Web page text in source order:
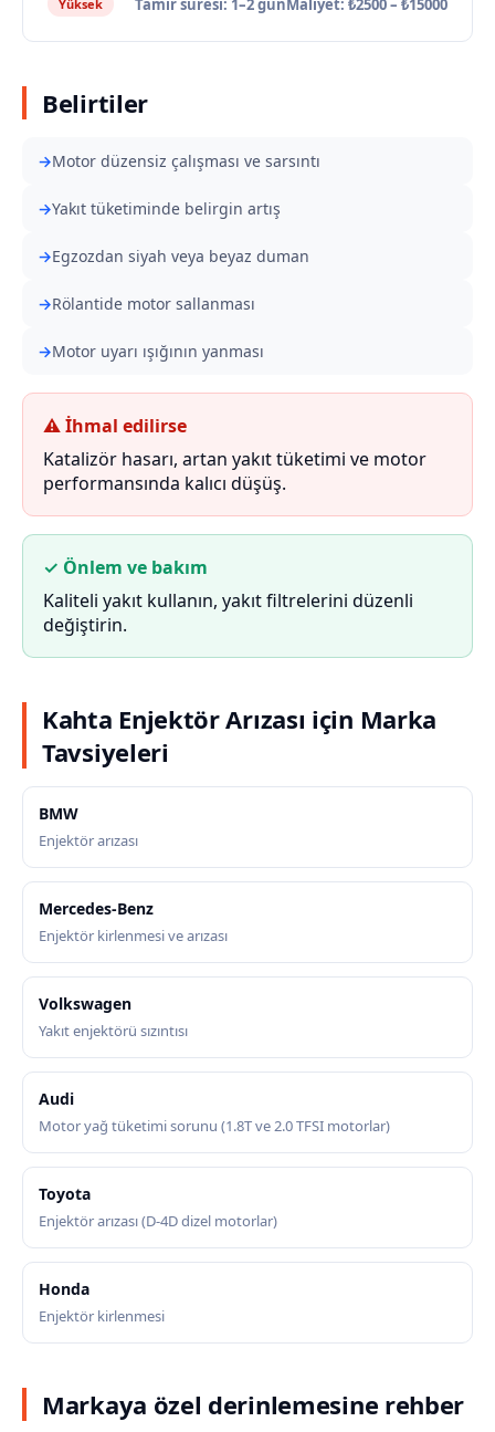
Yüksek
Belirtiler
Motor düzensiz çalışması ve sarsıntı
Yakıt tüketiminde belirgin artış
Egzozdan siyah veya beyaz duman
Rölantide motor sallanması
Motor uyarı ışığının yanması
⚠ İhmal edilirse
Katalizör hasarı, artan yakıt tüketimi ve motor
performansında kalıcı düşüş.
✓ Önlem ve bakım
Kaliteli yakıt kullanın, yakıt filtrelerini düzenli
değiştirin.
Kahta Enjektör Arızası için Marka
Tavsiyeleri
BMW
Enjektör arızası
Mercedes-Benz
Enjektör kirlenmesi ve arızası
Volkswagen
Yakıt enjektörü sızıntısı
Audi
Motor yağ tüketimi sorunu (1.8T ve 2.0 TFSI motorlar)
Toyota
Enjektör arızası (D-4D dizel motorlar)
Honda
Enjektör kirlenmesi
Markaya özel derinlemesine rehber